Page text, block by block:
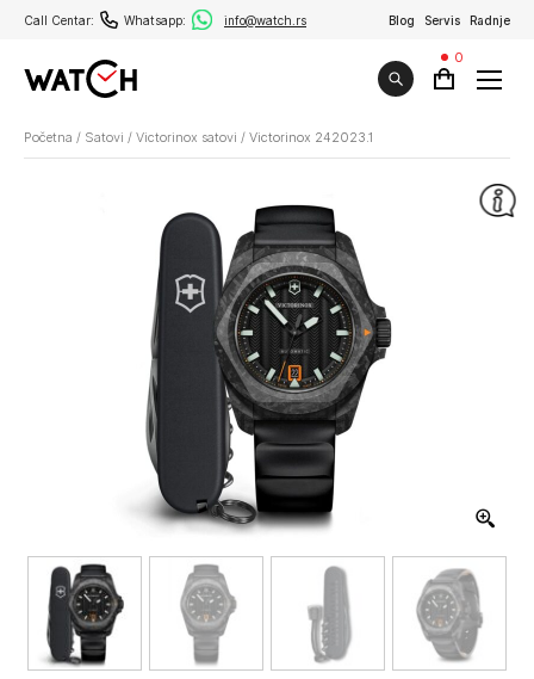
Call Centar: Whatsapp: info@watch.rs Blog Servis Radnje
0
Početna / Satovi / Victorinox satovi / Victorinox 242023.1